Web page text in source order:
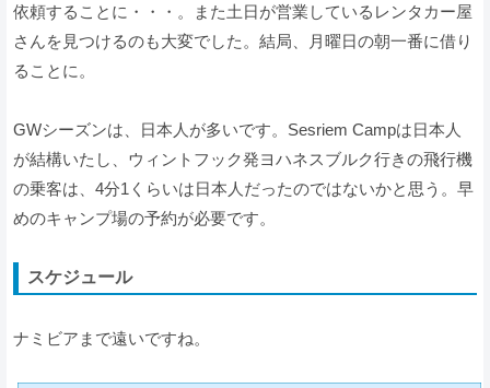
依頼することに・・・。また土日が営業しているレンタカー屋
さんを見つけるのも大変でした。結局、月曜日の朝一番に借り
ることに。
GWシーズンは、日本人が多いです。Sesriem Campは日本人
が結構いたし、ウィントフック発ヨハネスブルク行きの飛行機
の乗客は、4分1くらいは日本人だったのではないかと思う。早
めのキャンプ場の予約が必要です。
スケジュール
ナミビアまで遠いですね。